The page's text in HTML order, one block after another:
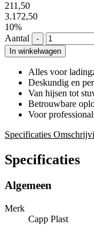
211,50
3.172,50
10%
Aantal
-
In winkelwagen
Alles voor
Deskundig en
Van hijsen tot
Betrouwbare
Voor
Specificaties
Specificaties
Algemeen
Merk
Capp Plast